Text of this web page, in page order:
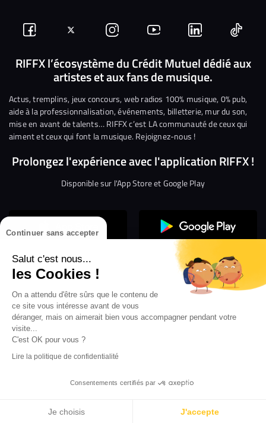
Continuer sans accepter
Salut c'est nous...
les Cookies !
On a attendu d'être sûrs que le contenu de
ce site vous intéresse avant de vous
déranger, mais on aimerait bien vous accompagner pendant votre
visite...
C'est OK pour vous ?
Lire la politique de confidentialité
Consentements certifiés par
Je choisis J'accepte
KEROON
Suivez-
nous
Facebook
Suivez-
nous
sur
Twitter
Nous
rejoindre
sur
Instagram
Nous
rejoindre
sur
YouTube
Nous
rejoindre
sur
Linkedin
Nous
RIFFX l’écosystème du Crédit Mutuel dédié aux
artistes et aux fans de musique.
Actus, tremplins, jeux concours, web radios 100% musique, 0% pub,
aide à la professionnalisation, événements, billetterie, mur du son,
mise en avant de talents… RIFFX c’est LA communauté de ceux qui
aiment et ceux qui font la musique. Rejoignez-nous !
Prolongez l'expérience avec l'application RIFFX !
Disponible sur l'App Store et Google Play
Confidentialité
Gestion des cookies
Conditions générales d’utilisation
Mentions légales
les webradios RIFFX
en exclusivité sur VIBES le titre de la révé